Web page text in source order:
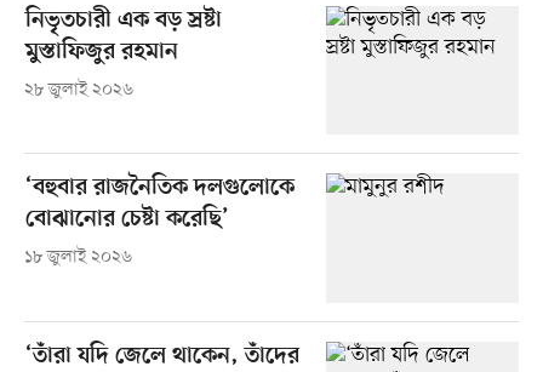
নিভৃতচারী এক বড় স্রষ্টা
মুস্তাফিজুর রহমান
২৮ জুলাই ২০২৬
‘বহুবার রাজনৈতিক দলগুলোকে
বোঝানোর চেষ্টা করেছি’
১৮ জুলাই ২০২৬
‘তাঁরা যদি জেলে থাকেন, তাঁদের